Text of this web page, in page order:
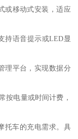
或移动式安装，适应
持语音提示或LED显
理平台，实现数据分
按电量或时间计费，
托车的充电需求。具